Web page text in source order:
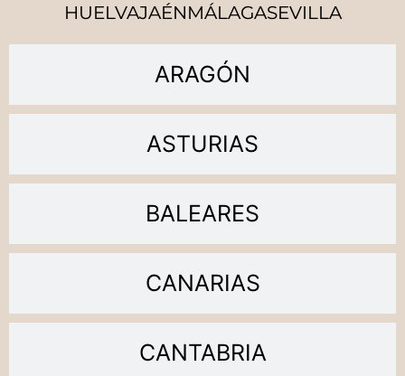
ARAGÓN
ASTURIAS
BALEARES
CANARIAS
CANTABRIA
HUELVAJAÉNMÁLAGASEVILLA